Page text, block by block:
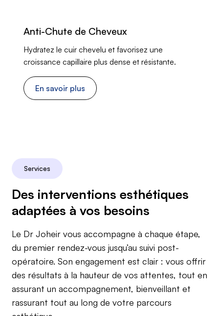
Anti-Chute de Cheveux
Hydratez le cuir chevelu et favorisez une
croissance capillaire plus dense et résistante.
En savoir plus
Services
Des interventions esthétiques
adaptées à vos besoins
Le Dr Joheir vous accompagne à chaque étape,
du premier rendez-vous jusqu’au suivi post-
opératoire. Son engagement est clair : vous offrir
des résultats à la hauteur de vos attentes, tout en
assurant un accompagnement, bienveillant et
rassurant tout au long de votre parcours